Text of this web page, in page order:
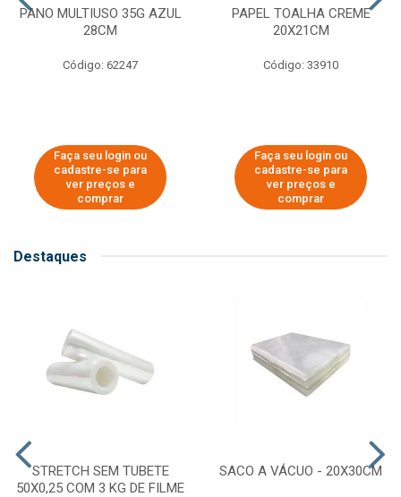
PANO MULTIUSO 35G AZUL
28CM
Código: 62247
Faça seu login ou
cadastre-se para
ver preços e
comprar
PAPEL TOALHA CREME
20X21CM
Código: 33910
Faça seu login ou
cadastre-se para
ver preços e
comprar
Destaques
STRETCH SEM TUBETE
50X0,25 COM 3 KG DE FILME
SACO A VÁCUO - 20X30CM